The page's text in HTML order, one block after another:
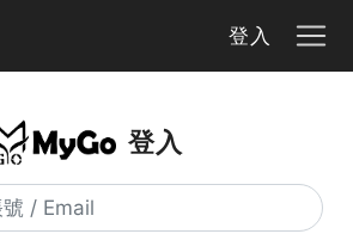
登入
登入